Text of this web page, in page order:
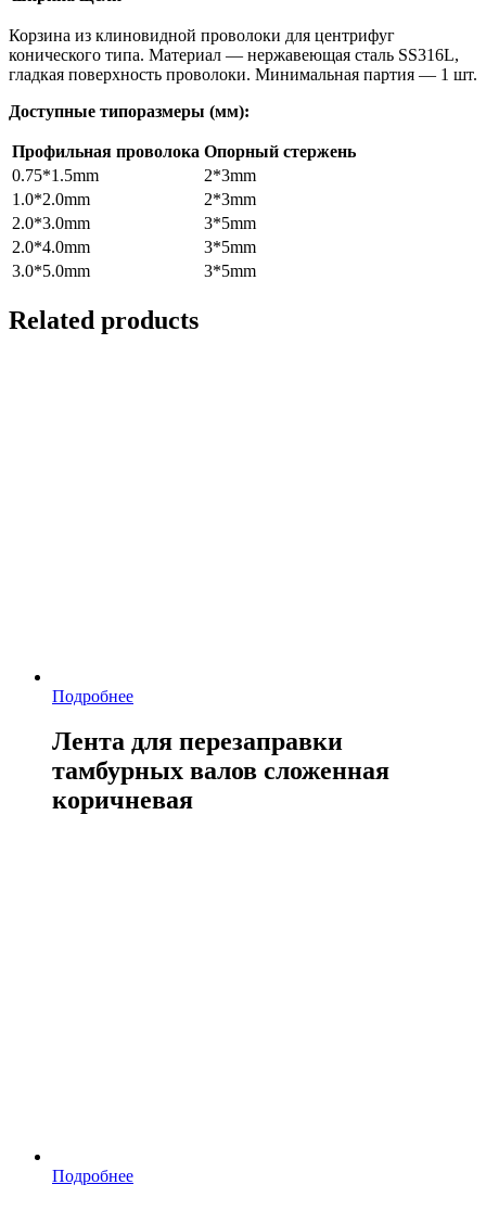
Корзина из клиновидной проволоки для центрифуг
конического типа. Материал — нержавеющая сталь SS316L,
гладкая поверхность проволоки. Минимальная партия — 1 шт.
Доступные типоразмеры (мм):
Профильная проволока Опорный стержень
0.75*1.5mm
2*3mm
1.0*2.0mm
2*3mm
2.0*3.0mm
3*5mm
2.0*4.0mm
3*5mm
3.0*5.0mm
3*5mm
Related products
Подробнее
Лента для перезаправки
тамбурных валов сложенная
коричневая
Подробнее